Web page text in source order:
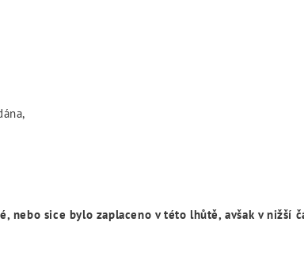
nebo sice bylo zaplaceno v této lhůtě, avšak v nižší